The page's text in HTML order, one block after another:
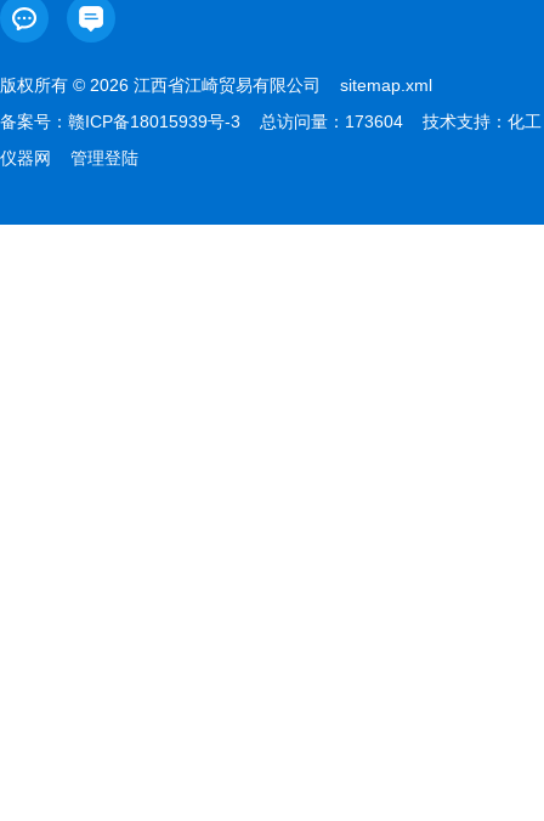
版权所有 © 2026 江西省江崎贸易有限公司 sitemap.xml
备案号： 赣ICP备18015939号-3 总访问量：173604 技术支持： 化工
仪器网
管理登陆